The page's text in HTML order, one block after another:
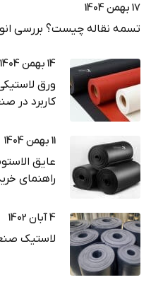
17 بهمن 1404
تسمه نقاله چیست؟ بررسی
14 بهمن 1404
ورق
کاربرد در
11 بهمن 1404
عایق
راهنمای
4 آبان 1402
لاستیک